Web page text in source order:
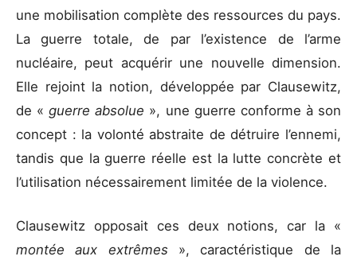
une mobilisation complète des ressources du pays.
La guerre totale, de par l’existence de l’arme
nucléaire, peut acquérir une nouvelle dimension.
Elle rejoint la notion, développée par Clausewitz,
de «guerre absolue », une guerre conforme à son
concept : la volonté abstraite de détruire l’ennemi,
tandis que la guerre réelle est la lutte concrète et
l’utilisation nécessairement limitée de la violence.
Clausewitz opposait ces deux notions, car la «
montée aux extrêmes », caractéristique de la